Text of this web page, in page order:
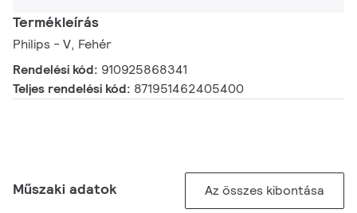
Termékleírás
Philips - V, Fehér
Rendelési kód: 910925868341
Teljes rendelési kód: 871951462405400
Műszaki adatok Az összes kibontása